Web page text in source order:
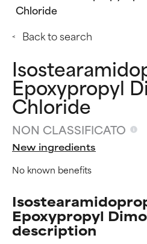
Chloride
Back to search
Epoxypropyl
Chloride
NON CLASSIFICATO
New ingredients
No known benefits
Epoxypropyl
description